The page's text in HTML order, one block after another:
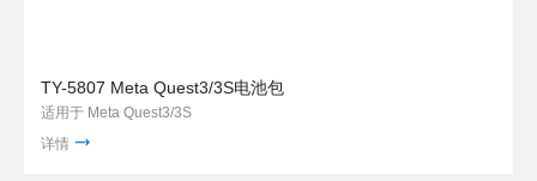
TY-5807 Meta Quest3/3S电池包
适用于 Meta Quest3/3S
详情